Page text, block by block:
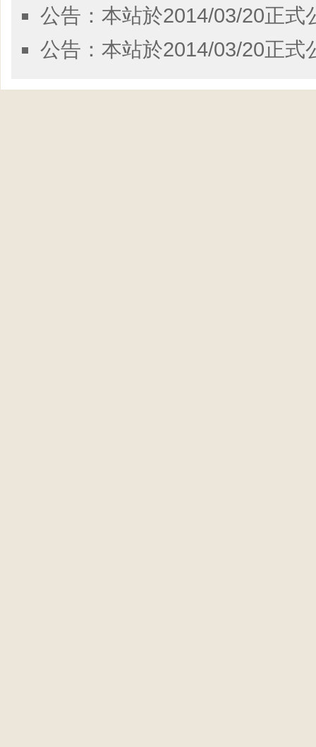
公告：本站於2014/03/20正式
公告：本站於2014/03/20正式